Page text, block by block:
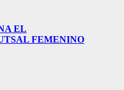
EL
FEMENINO